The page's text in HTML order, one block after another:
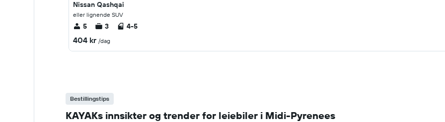
Nissan Qashqai
eller lignende SUV
5 3 4-5
404 kr /dag
Bestillingstips
KAYAKs innsikter og trender for leiebiler i Midi-Pyrenees